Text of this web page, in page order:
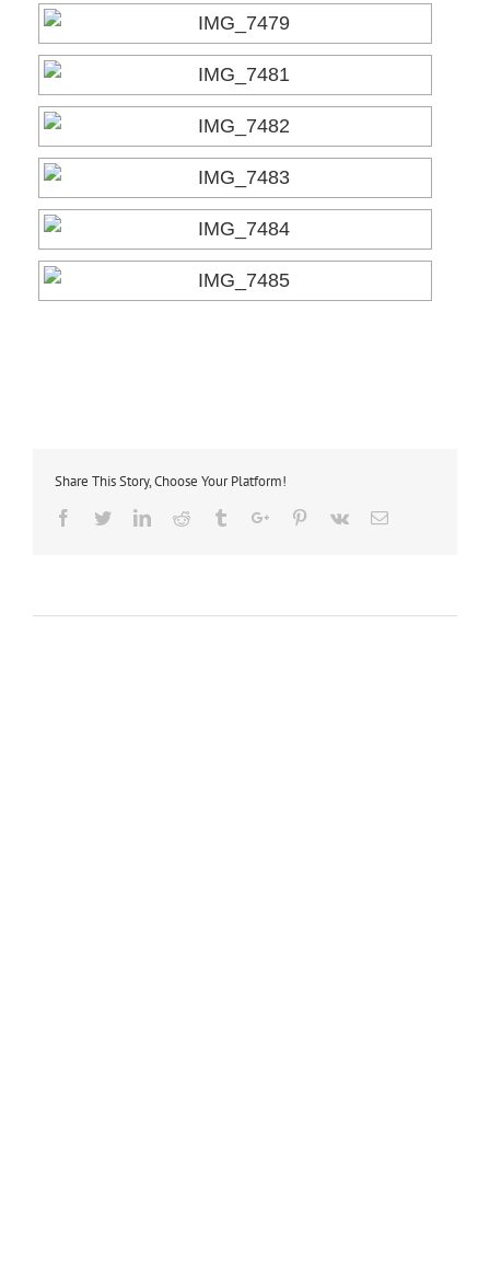
Share This Story, Choose Your Platform!
Facebook
TwitterLinkedinReddit TumblrGoogle+Pinterest
Vk Email